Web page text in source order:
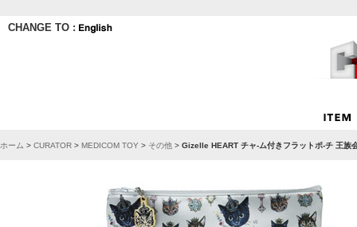
CHANGE TO :
ホーム > CURATOR > MEDICOM TOY > その他 > Gizelle HEART チャ-ム付きフラットポ-チ 王族